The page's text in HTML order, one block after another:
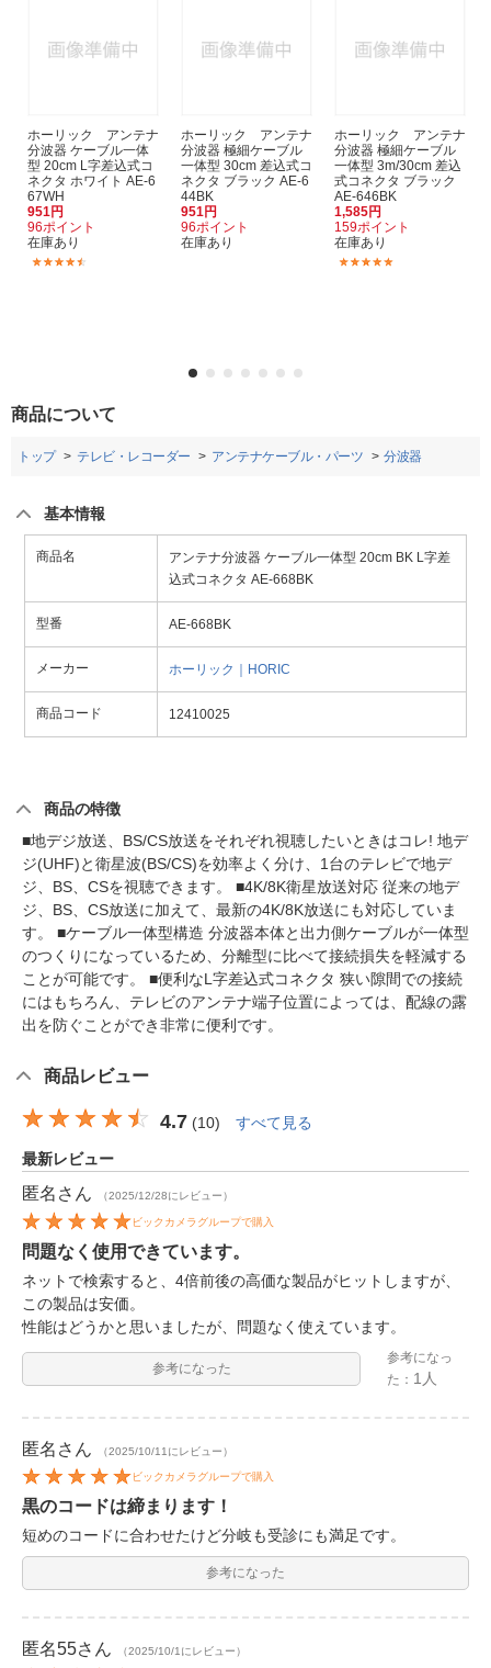
ホーリック アンテナ
分波器 ケーブル一体
型 20cm L字差込式コ
ネクタ ホワイト AE-6
67WH
951円
96ポイント
在庫あり
ホーリック アンテナ
分波器 極細ケーブル
一体型 30cm 差込式コ
ネクタ ブラック AE-6
44BK
951円
96ポイント
在庫あり
ホーリック アンテナ
分波器 極細ケーブル
一体型 3m/30cm 差込
式コネクタ ブラック
AE-646BK
1,585円
159ポイント
在庫あり
商品について
トップ テレビ・レコーダー アンテナケーブル・パーツ 分波器
基本情報
商品名
アンテナ分波器 ケーブル一体型 20cm BK L字差
込式コネクタ AE-668BK
型番 AE-668BK
メーカー ホーリック｜HORIC
商品コード 12410025
商品の特徴
■地デジ放送、BS/CS放送をそれぞれ視聴したいときはコレ! 地デ
ジ(UHF)と衛星波(BS/CS)を効率よく分け、1台のテレビで地デ
ジ、BS、CSを視聴できます。 ■4K/8K衛星放送対応 従来の地デ
ジ、BS、CS放送に加えて、最新の4K/8K放送にも対応していま
す。 ■ケーブル一体型構造 分波器本体と出力側ケーブルが一体型
のつくりになっているため、分離型に比べて接続損失を軽減する
ことが可能です。 ■便利なL字差込式コネクタ 狭い隙間での接続
にはもちろん、テレビのアンテナ端子位置によっては、配線の露
出を防ぐことができ非常に便利です。
商品レビュー
4.7 (10) すべて見る
最新レビュー
匿名 さん （2025/12/28にレビュー）
ビックカメラグループで購入
問題なく使用できています。
ネットで検索すると、4倍前後の高価な製品がヒットしますが、
この製品は安価。
性能はどうかと思いましたが、問題なく使えています。
参考になった
参考になっ
た： 1人
匿名 さん （2025/10/11にレビュー）
ビックカメラグループで購入
黒のコードは締まります！
短めのコードに合わせたけど分岐も受診にも満足です。
参考になった
匿名55さん （2025/10/1にレビュー）